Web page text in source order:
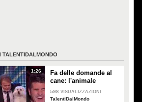
TALENTIDALMONDO
1:26
Fa delle domande al
cane: l'animale
"parlante" risponde
facendo impazzire tutti
598 VISUALIZZAZIONI
TalentiDalMondo